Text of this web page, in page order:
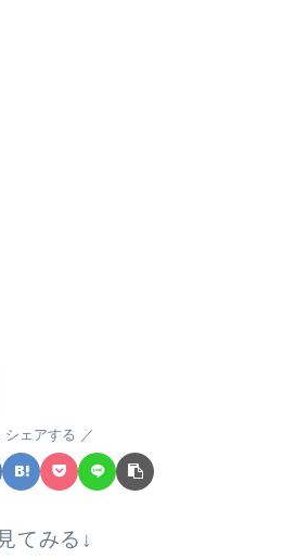
シェアする
てみる↓